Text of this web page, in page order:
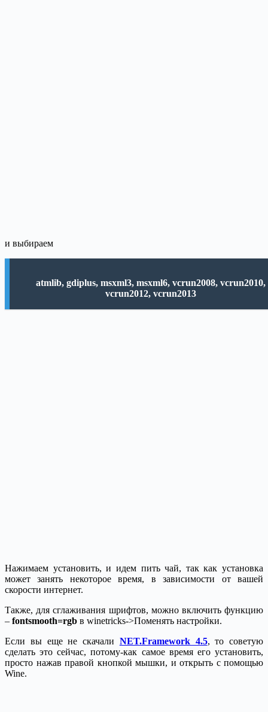
и выбираем
atmlib, gdiplus, msxml3, msxml6, vcrun2008, vcrun2010,
vcrun2012, vcrun2013
Нажимаем установить, и идем пить чай, так как установка
может занять некоторое время, в зависимости от вашей
скорости интернет.
Также, для сглаживания шрифтов, можно включить функцию
– fontsmooth=rgb в winetricks->Поменять настройки.
Если вы еще не скачали NET.Framework 4.5, то советую
сделать это сейчас, потому-как самое время его установить,
просто нажав правой кнопкой мышки, и открыть с помощью
Wine.